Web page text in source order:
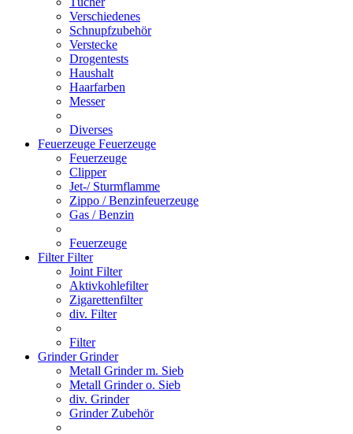
Verschiedenes
Schnupfzubehör
Verstecke
Drogentests
Haushalt
Haarfarben
Messer
Diverses
Feuerzeuge Feuerzeuge
Feuerzeuge
Clipper
Jet-/ Sturmflamme
Zippo / Benzinfeuerzeuge
Gas / Benzin
Feuerzeuge
FilterFilter
Joint Filter
Aktivkohlefilter
Zigarettenfilter
div. Filter
Filter
GrinderGrinder
Metall Grinder m. Sieb
Metall Grinder o. Sieb
div. Grinder
Grinder Zubehör